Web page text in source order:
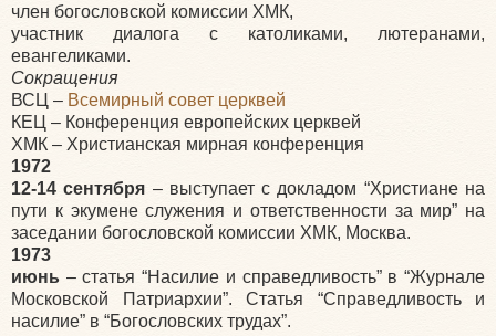
член богословской комиссии ХМК,
участник диалога с католиками, лютеранами,
евангеликами.
Сокращения
ВСЦ – Всемирный совет церквей
КЕЦ – Конференция европейских церквей
ХМК – Христианская мирная конференция
1972
12-14 сентября – выступает с докладом “Христиане на
пути к экумене служения и ответственности за мир” на
заседании богословской комиссии ХМК, Москва.
1973
июнь – статья “Насилие и справедливость” в “Журнале
Московской Патриархии”. Статья “Справедливость и
насилие” в “Богословских трудах”.